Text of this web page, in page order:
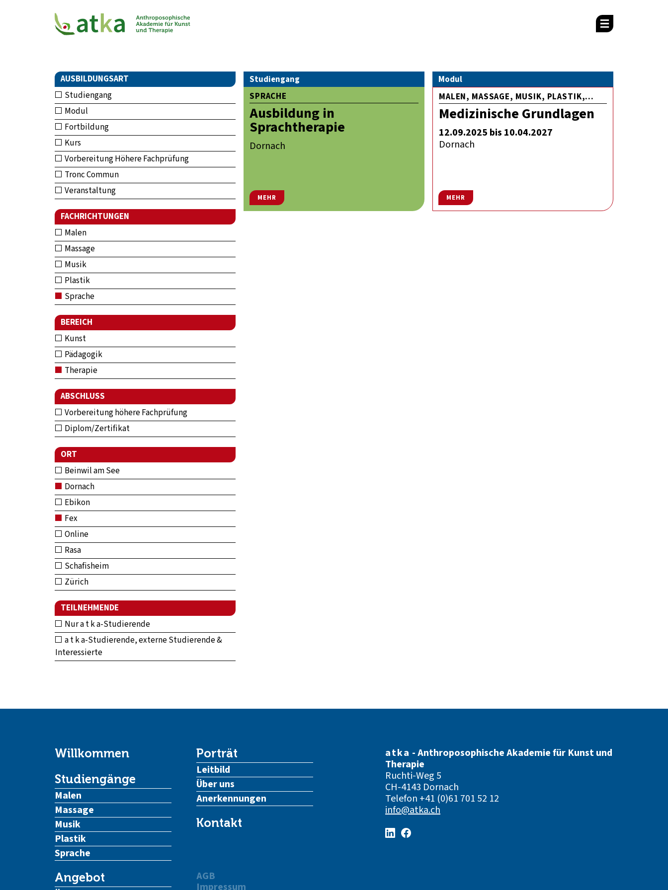
AUSBILDUNGSART
Studiengang
Modul
Fortbildung
Kurs
Vorbereitung Höhere Fachprüfung
Tronc Commun
Veranstaltung
FACHRICHTUNGEN
Malen
Massage
Musik
Plastik
Sprache
BEREICH
Kunst
Pädagogik
Therapie
ABSCHLUSS
Vorbereitung höhere Fachprüfung
Diplom/Zertifikat
ORT
Beinwil am See
Dornach
Ebikon
Fex
Online
Rasa
Schafisheim
Zürich
TEILNEHMENDE
Nur a t k a-Studierende
a t k a-Studierende, externe Studierende &
Interessierte
Studiengang
SPRACHE
Ausbildung in
Sprachtherapie
Dornach
MEHR
Modul
MALEN, MASSAGE, MUSIK, PLASTIK,...
Medizinische Grundlagen
12.09.2025 bis 10.04.2027
Dornach
MEHR
Willkommen
Studiengänge
Malen
Massage
Musik
Plastik
Sprache
Angebot
Porträt
Leitbild
Über uns
Anerkennungen
Kontakt
AGB
Impressum
atka - Anthroposophische Akademie für Kunst und
Therapie
Ruchti-Weg 5
CH-4143 Dornach
Telefon +41 (0)61 701 52 12
info@atka.ch